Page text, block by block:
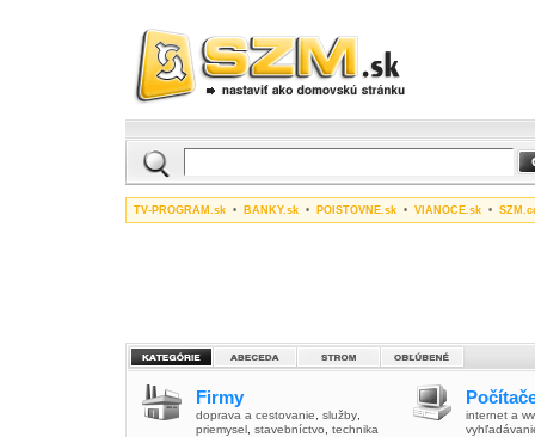
TV-PROGRAM.sk • BANKY.sk • POISTOVNE.sk • VIANOCE.sk •
Firmy
doprava a cestovanie služby
priemysel stavebníctvo technika
internet a